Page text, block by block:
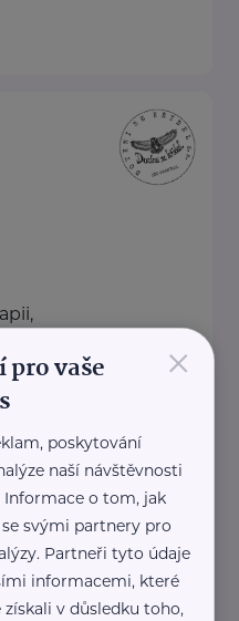
×
vaše
poskytování
naší návštěvnosti
Informace o tom, jak
svými partnery pro
Partneři tyto údaje
informacemi, které
v důsledku toho,